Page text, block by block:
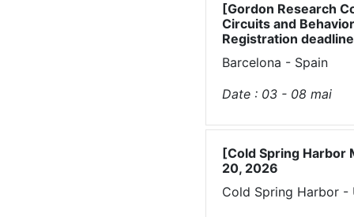
[Gordon Research
Circuits and
Registration
Barcelona - Spain
Date : 03 - 08 mai
[Cold Spring Harbor
20, 2026
Cold Spring Harbor -